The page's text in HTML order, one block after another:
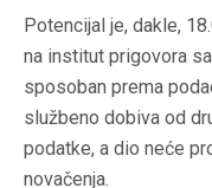
Potencijal je, dakle,
na institut prigovora
sposoban prema
službeno dobiva od
podatke, a dio neće
novačenja.